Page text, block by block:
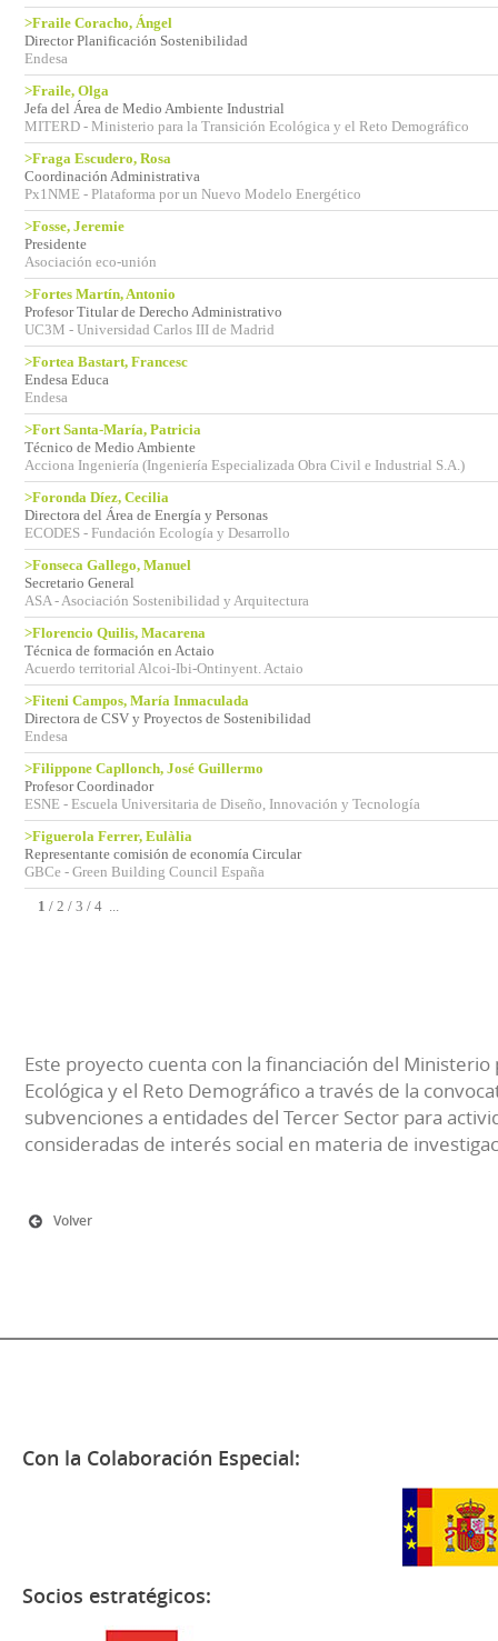
>Fraile Coracho, Ángel
Director Planificación Sostenibilidad
Endesa
>Fraile, Olga
Jefa del Área de Medio Ambiente Industrial
MITERD - Ministerio para la Transición Ecológica y el Reto Demográfico
>Fraga Escudero, Rosa
Coordinación Administrativa
Px1NME - Plataforma por un Nuevo Modelo Energético
>Fosse, Jeremie
Presidente
Asociación eco-unión
>Fortes Martín, Antonio
Profesor Titular de Derecho Administrativo
UC3M - Universidad Carlos III de Madrid
>Fortea Bastart, Francesc
Endesa Educa
Endesa
>Fort Santa-María, Patricia
Técnico de Medio Ambiente
Acciona Ingeniería (Ingeniería Especializada Obra Civil e Industrial S.A.)
>Foronda Díez, Cecilia
Directora del Área de Energía y Personas
ECODES - Fundación Ecología y Desarrollo
>Fonseca Gallego, Manuel
Secretario General
ASA - Asociación Sostenibilidad y Arquitectura
>Florencio Quilis, Macarena
Técnica de formación en Actaio
Acuerdo territorial Alcoi-Ibi-Ontinyent. Actaio
>Fiteni Campos, María Inmaculada
Directora de CSV y Proyectos de Sostenibilidad
Endesa
>Filippone Capllonch, José Guillermo
Profesor Coordinador
ESNE - Escuela Universitaria de Diseño, Innovación y Tecnología
>Figuerola Ferrer, Eulàlia
Representante comisión de economía Circular
GBCe - Green Building Council España
1 / 2 / 3 / 4 ...
Este proyecto cuenta con la financiación del Ministerio
Ecológica y el Reto Demográfico a través de la
subvenciones a entidades del Tercer Sector para
consideradas de interés social en materia de
Volver
Con la Colaboración Especial:
Socios estratégicos: